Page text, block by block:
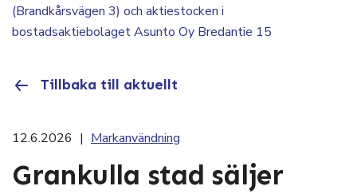
(Brandkårsvägen 3) och aktiestocken i
bostadsaktiebolaget Asunto Oy Bredantie 15
Tillbaka till aktuellt
12.6.2026 | Markanvändning
Grankulla stad säljer